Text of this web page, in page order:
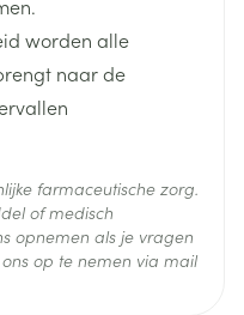
worden.
kan verminderd
met calcium.
uur vóór of 6 uur na
D3 ingenomen
Neem
(15°C - 25°C)
worden alle
naar de
farmaceutische zorg.
of medisch
opnemen als je vragen
op te nemen via mail